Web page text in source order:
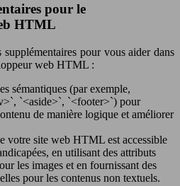
pour le
HTML
pour vous aider dans
web HTML :
sémantiques (par exemple,
`<aside>`, `<footer>`) pour
de manière logique et améliorer
votre site web HTML est accessible
en utilisant des attributs
les images et en fournissant des
pour les contenus non textuels.